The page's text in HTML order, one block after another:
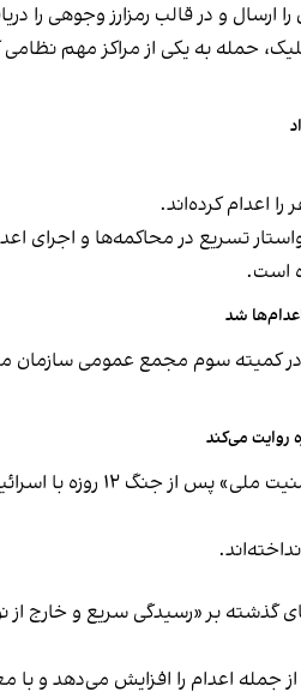
و در قالب رمزارز وجوهی را
حمله به یکی از مراکز مهم
تسریع در محاکمه‌ها و اجرای
است.
در کمیته سوم مجمع عمومی سازمان
روایت می‌کند
۱۲ شهریور نیز دو سازمان عفو بین‌الملل و دیده‌بان حقوق بشر، سرکوب گسترده
اسلامی طی هفته‌های گذشته بر «رسیدگی سریع و
اعدام را افزایش می‌دهد و با